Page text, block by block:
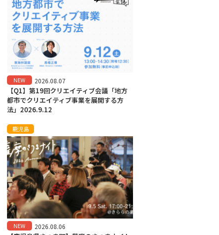
NEW 2026.08.07
【Q1】第19回クリエイティブ会議「地方
都市でクリエイティブ事業を展開する方
法」2026.9.12
鹿児島
NEW 2026.08.06